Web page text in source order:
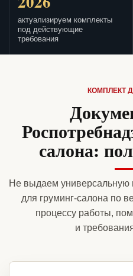
актуализируем комплекты
под действующие
требования
КОМПЛЕКТ
салона:
Не выдаем универсальную
для груминг-салона по
процессу работы,
и